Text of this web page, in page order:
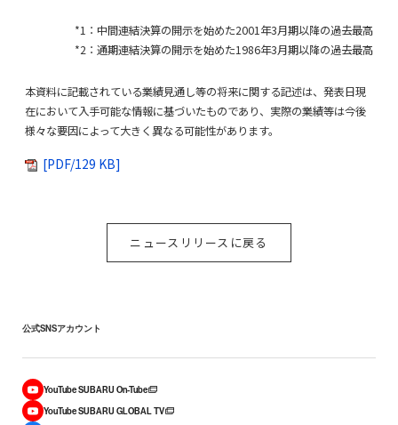
*1：中間連結決算の開示を始めた2001年3月期以降の過去最高
*2：通期連結決算の開示を始めた1986年3月期以降の過去最高
本資料に記載されている業績見通し等の将来に関する記述は、発表日現
在において入手可能な情報に基づいたものであり、実際の業績等は今後
様々な要因によって大きく異なる可能性があります。
[PDF/129 KB]
ニュースリリースに戻る
公式SNSアカウント
YouTube SUBARU On-Tube
YouTube SUBARU GLOBAL TV